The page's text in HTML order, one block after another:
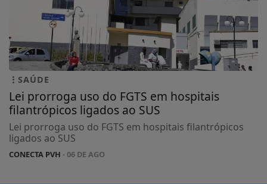
SAÚDE
Lei prorroga uso do FGTS em hospitais
filantrópicos ligados ao SUS
Lei prorroga uso do FGTS em hospitais filantrópicos
ligados ao SUS
CONECTA PVH - 06 DE AGO